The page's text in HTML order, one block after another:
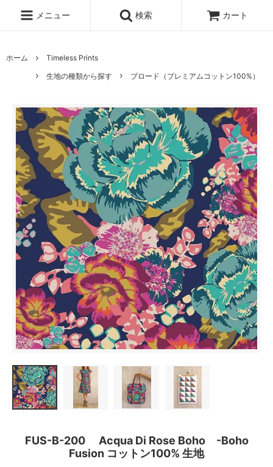
メニュー 検索 カート
ホーム
Timeless Prints
生地の種類から探す
ブロード（プレミアムコットン100%）
FUS-B-200 Acqua Di Rose Boho -Boho
Fusion コットン100% 生地